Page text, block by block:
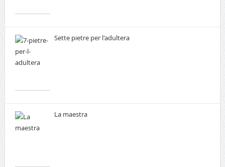
Sette pietre per l'adultera
La maestra